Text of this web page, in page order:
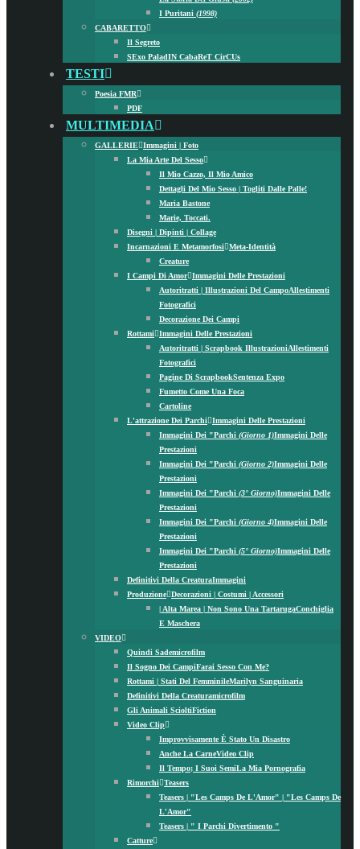
I Puritani (1998)
CABARETTO
Il Segreto
SExo PaladIN CabaReT CirCUs
TESTI
Poesia FMR
PDF
MULTIMEDIA
GALLERIE Immagini | Foto
La Mia Arte Del Sesso
Il Mio Cazzo, Il Mio Amico
Dettagli Del Mio Sesso | Togliti Dalle Palle!
Maria Bastone
Marie, Toccati.
Disegni | Dipinti | Collage
Incarnazioni E Metamorfosi Meta-Identità
Creature
I Campi Di Amor Immagini Delle Prestazioni
Autoritratti | Illustrazioni Del CampoAllestimenti
Fotografici
Decorazione Dei Campi
Rottami Immagini Delle Prestazioni
Autoritratti | Scrapbook IllustrazioniAllestimenti
Fotografici
Pagine Di ScrapbookSentenza Expo
Fumetto Come Una Foca
Cartoline
L'attrazione Dei Parchi Immagini Delle Prestazioni
Immagini Dei "Parchi (Giorno 1)Immagini Delle
Prestazioni
Immagini Dei "Parchi (Giorno 2)Immagini Delle
Prestazioni
Immagini Dei "Parchi (3° Giorno)Immagini Delle
Prestazioni
Immagini Dei "Parchi (Giorno 4)Immagini Delle
Prestazioni
Immagini Dei "Parchi (5° Giorno)Immagini Delle
Prestazioni
Definitivi Della CreaturaImmagini
Produzione Decorazioni | Costumi | Accessori
| Alta Marea | Non Sono Una TartarugaConchiglia
E Maschera
VIDEO
Quindi SadeMicrofilm
Il Sogno Dei CampiFarai Sesso Con Me?
Rottami | Stati Del FemminileMarilyn Sanguinaria
Definitivi Della CreaturaMicrofilm
Gli Animali ScioltiFiction
Video Clip
Improvvisamente È Stato Un Disastro
Anche La CarneVideo Clip
Il Tempo; I Suoi SemiLa Mia Pornografia
Rimorchi Teasers
Teasers | "Les Camps De L'Amor" | "Les Camps De
L'Amor"
Teasers | " I Parchi Divertimento "
Catture